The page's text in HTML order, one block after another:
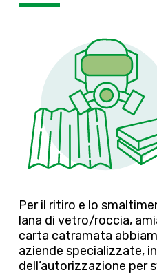
Per il ritiro e lo
lana di vetro/roccia,
carta catramata
aziende specializzate,
dell’autorizzazione per